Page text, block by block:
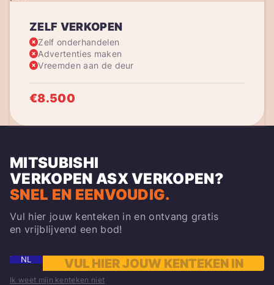
ZELF VERKOPEN
Zelf onderhandelen
Advertenties maken
Vreemden aan de deur
€8.500
MITSUBISHI
VERKOPEN ASXVERKOPEN?
SNEL EN EENVOUDIG.
Vul hier jouw kenteken in en ontvang gratis
en vrijblijvend een bod!
NL
Ik weet mijn kenteken niet